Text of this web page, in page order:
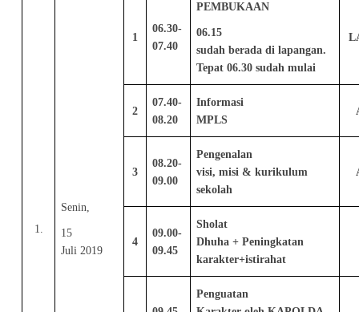
1.
Senin,
15
Juli 2019
1
06.30-
07.40
PEMBUKAAN
06.15
sudah berada di lapangan.
Tepat 06.30 sudah mulai
2
07.40-
08.20
Informasi
MPLS
3
08.20-
09.00
Pengenalan
visi, misi & kurikulum
sekolah
4
09.00-
09.45
Sholat
Dhuha + Peningkatan
karakter+istirahat
Penguatan